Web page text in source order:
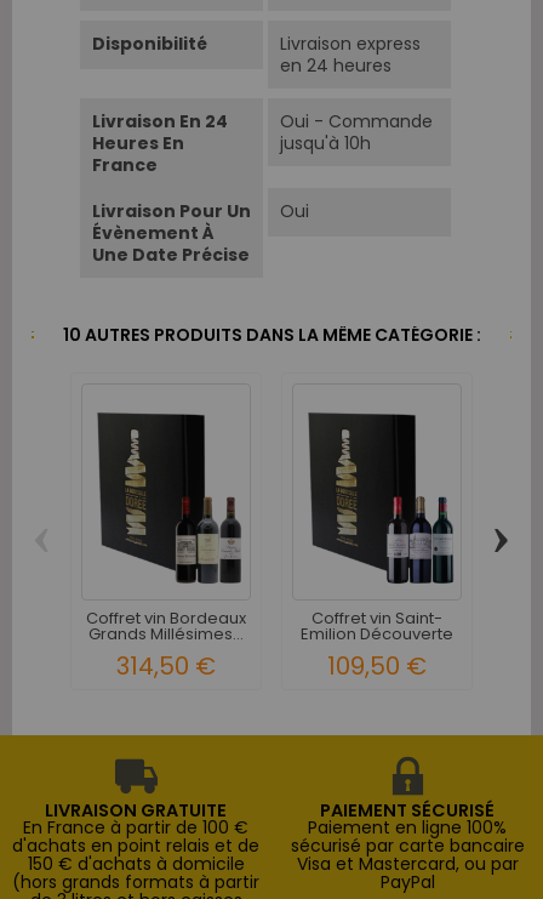
Disponibilité
Livraison express
en 24 heures
Livraison En 24
Heures En
France
Oui - Commande
jusqu'à 10h
Livraison Pour Un
Évènement À
Une Date Précise
Oui
10 AUTRES PRODUITS DANS LA MÊME CATÉGORIE :
Coffret vin Bordeaux
Grands Millésimes...
314,50 €
Coffret vin Saint-
Emilion Découverte
109,50 €
›
LIVRAISON GRATUITE
En France à partir de 100 €
d'achats en point relais et de
150 € d'achats à domicile
(hors grands formats à partir
PAIEMENT SÉCURISÉ
Paiement en ligne 100%
sécurisé par carte bancaire
Visa et Mastercard, ou par
PayPal